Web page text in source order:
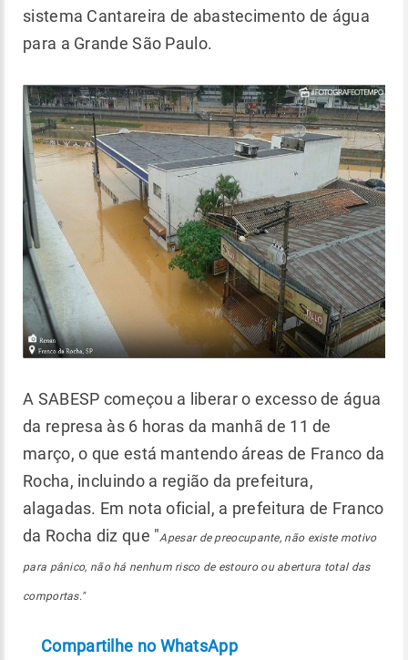
sistema Cantareira de abastecimento de água
para a Grande São Paulo.
A SABESP começou a liberar o excesso de água
da represa às 6 horas da manhã de 11 de
março, o que está mantendo áreas de Franco da
Rocha, incluindo a região da prefeitura,
alagadas. Em nota oficial, a prefeitura de Franco
da Rocha diz que "Apesar de preocupante, não existe motivo
para pânico, não há nenhum risco de estouro ou abertura total das
comportas."
Compartilhe no WhatsApp